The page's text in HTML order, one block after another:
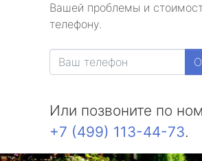
Вашей проблемы и
телефону.
Или позвоните по
+7 (499) 113-44-73.